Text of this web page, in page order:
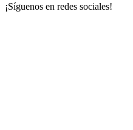
¡Síguenos en redes sociales!